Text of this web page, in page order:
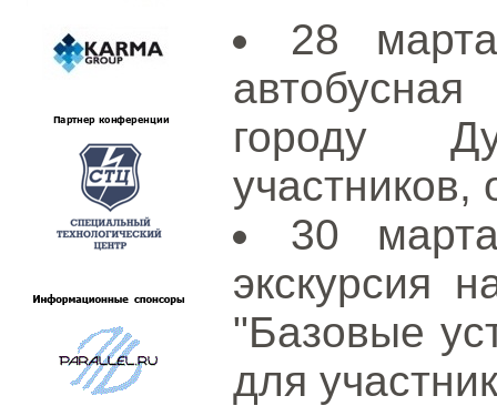
28
городу
участников,
30
экскурсия
"Базовые
для